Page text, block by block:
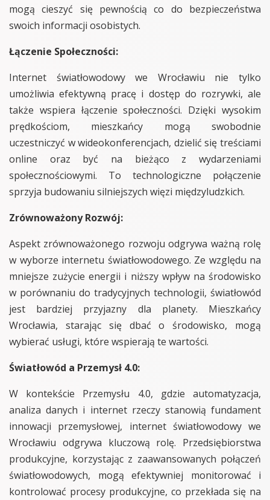
mogą cieszyć się pewnością co do bezpieczeństwa
swoich informacji osobistych.
Łączenie Społeczności:
Internet światłowodowy we Wrocławiu nie tylko
umożliwia efektywną pracę i dostęp do rozrywki, ale
także wspiera łączenie społeczności. Dzięki wysokim
prędkościom, mieszkańcy mogą swobodnie
uczestniczyć w wideokonferencjach, dzielić się treściami
online oraz być na bieżąco z wydarzeniami
społecznościowymi. To technologiczne połączenie
sprzyja budowaniu silniejszych więzi międzyludzkich.
Zrównoważony Rozwój:
Aspekt zrównoważonego rozwoju odgrywa ważną rolę
w wyborze internetu światłowodowego. Ze względu na
mniejsze zużycie energii i niższy wpływ na środowisko
w porównaniu do tradycyjnych technologii, światłowód
jest bardziej przyjazny dla planety. Mieszkańcy
Wrocławia, starając się dbać o środowisko, mogą
wybierać usługi, które wspierają te wartości.
Światłowód a Przemysł 4.0:
W kontekście Przemysłu 4.0, gdzie automatyzacja,
analiza danych i internet rzeczy stanowią fundament
innowacji przemysłowej, internet światłowodowy we
Wrocławiu odgrywa kluczową rolę. Przedsiębiorstwa
produkcyjne, korzystając z zaawansowanych połączeń
światłowodowych, mogą efektywniej monitorować i
kontrolować procesy produkcyjne, co przekłada się na